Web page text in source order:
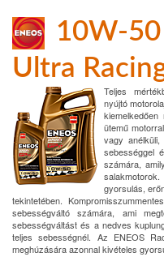
10W-50
Ultra
Teljes
nyújtó
ütemű
vagy
sebességgel
számára,
gyorsulás,
tekintetében.
sebességváltó számára, ami
sebességváltást és a nedves
teljes sebességnél. Az ENEOS
meghúzására azonnal kivételes